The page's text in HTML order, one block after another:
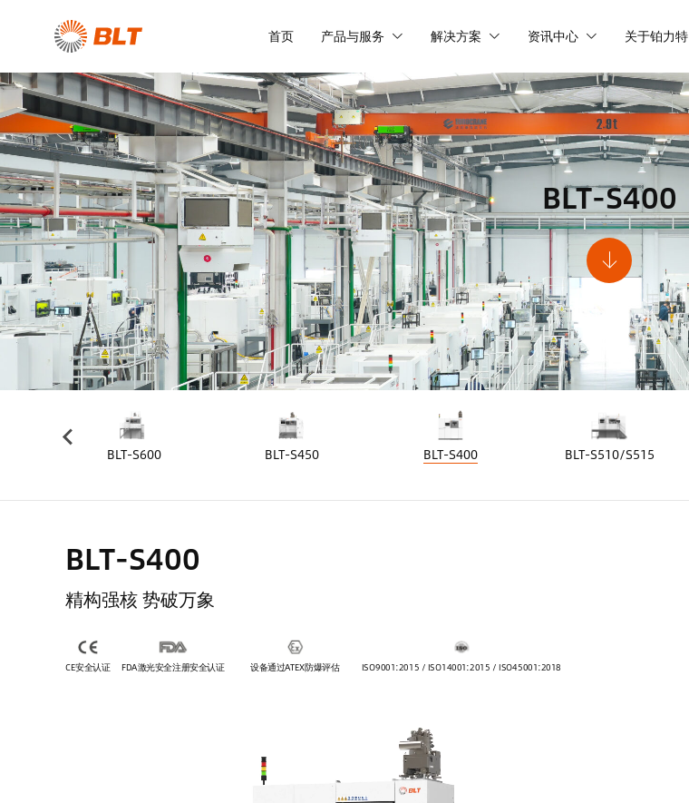
首页 产品与服务 解决方案 资讯中心 关于铂力特
BLT-S400
BLT-S600 BLT-S450 BLT-S400 BLT-S510/S515
BLT-S400
精构强核 势破万象
CE安全认证 FDA激光安全注册安全认证 设备通过ATEX防爆评估 ISO9001:2015 / ISO14001:2015 / ISO45001:2018